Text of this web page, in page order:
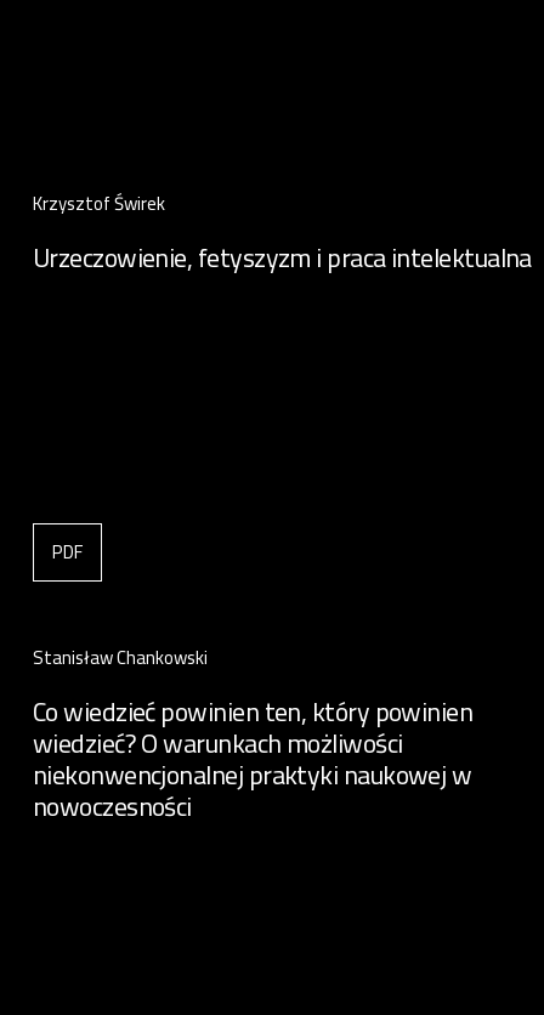
Krzysztof Świrek
Urzeczowienie, fetyszyzm i praca intelektualna
PDF
Stanisław Chankowski
Co wiedzieć powinien ten, który powinien
wiedzieć? O warunkach możliwości
niekonwencjonalnej praktyki naukowej w
nowoczesności